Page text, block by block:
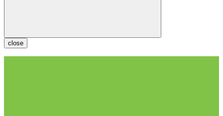
close